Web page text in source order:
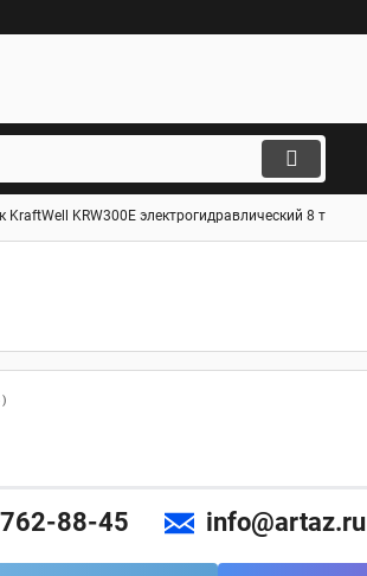
KRW300E электрогидравлический 8 т
)
88-45 info@artaz.ru